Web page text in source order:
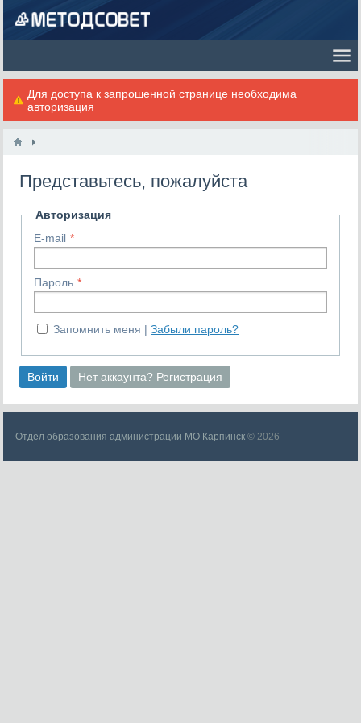
Для доступа к запрошенной странице необходима
авторизация
Представьтесь, пожалуйста
Авторизация
E-mail
Пароль
Запомнить меня Забыли пароль?
Войти Нет аккаунта? Регистрация
Отдел образования администрации МО Карпинск © 2026